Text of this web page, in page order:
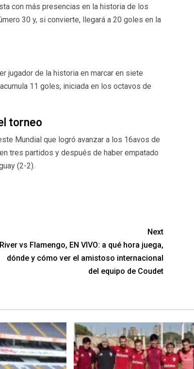
con más presencias en la historia de los
30 y, si convierte, llegará a 20 goles en la
jugador de la historia en marcar en siete
11 goles, iniciada en los octavos de
torneo
Mundial que logró avanzar a los 16avos de
tres partidos y después de haber empatado
(2-2).
Next
River vs Flamengo, EN VIVO: a qué hora juega,
dónde y cómo ver el amistoso internacional
del equipo de Coudet